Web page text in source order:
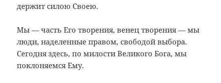
держит силою Своею.
Мы — часть Его творения, венец творения — мы
люди, наделенные правом, свободой выбора.
Сегодня здесь, по милости Великого Бога, мы
поклоняемся Ему.